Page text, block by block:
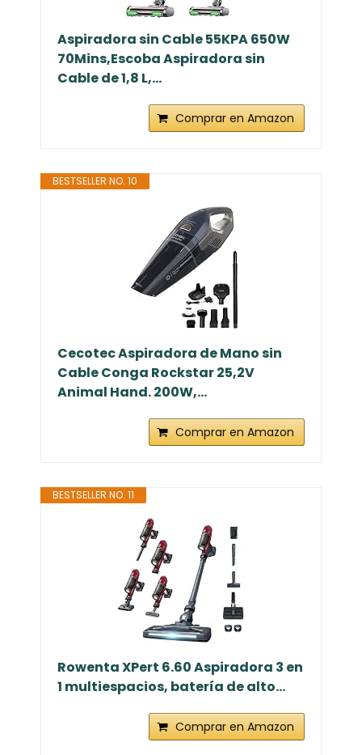
Aspiradora sin Cable 55KPA 650W
70Mins,Escoba Aspiradora sin
Cable de 1,8 L,...
Comprar en Amazon
BESTSELLER NO. 10
Cecotec Aspiradora de Mano sin
Cable Conga Rockstar 25,2V
Animal Hand. 200W,...
Comprar en Amazon
BESTSELLER NO. 11
Rowenta XPert 6.60 Aspiradora 3 en
1 multiespacios, batería de alto...
Comprar en Amazon